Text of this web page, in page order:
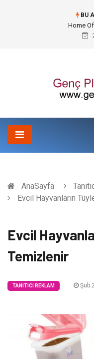
BU
Konteyner Nakliye
AnaSayfa
Evcil Hayvanların
Evcil
Temizlenir
TANITICI REKLAM Şub